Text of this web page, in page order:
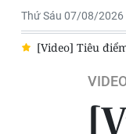
Thứ Sáu 07/08/2026
[Video] Tiêu điểm 4/8: